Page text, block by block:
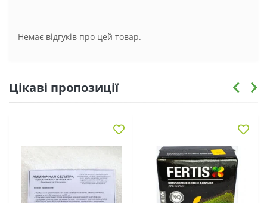
Немає відгуків про цей товар.
Цікаві пропозиції